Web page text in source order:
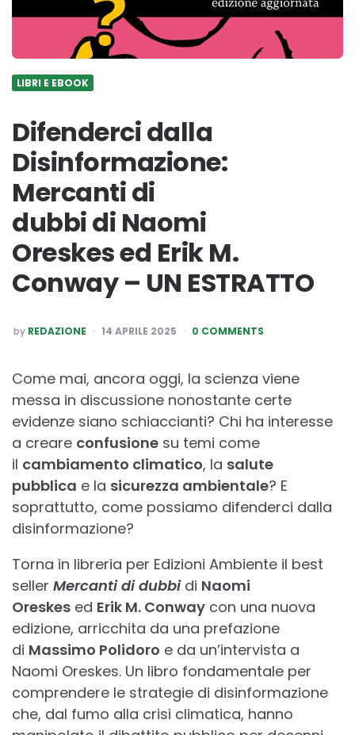
LIBRI E EBOOK
Difenderci dalla
Disinformazione:
Mercanti di
dubbi di Naomi
Oreskes ed Erik M.
Conway – UN ESTRATTO
POSTED
BY
by REDAZIONE 14 APRILE 2025 0 COMMENTS
Come mai, ancora oggi, la scienza viene
messa in discussione nonostante certe
evidenze siano schiaccianti? Chi ha interesse
a creare confusione su temi come
il cambiamento climatico, la salute
pubblica e la sicurezza ambientale? E
soprattutto, come possiamo difenderci dalla
disinformazione?
Torna in libreria per Edizioni Ambiente il best
seller Mercanti di dubbidi Naomi
Oreskes ed Erik M. Conway con una nuova
edizione, arricchita da una prefazione
di Massimo Polidoro e da un’intervista a
Naomi Oreskes. Un libro fondamentale per
comprendere le strategie di disinformazione
che, dal fumo alla crisi climatica, hanno